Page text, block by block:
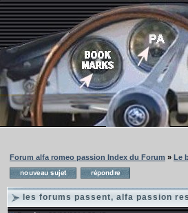
Forum alfa romeo passion Index du Forum » Le
les forums passent, alfa passion